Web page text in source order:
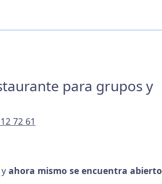
para grupos y
72 61
ahora mismo se encuentra abierto